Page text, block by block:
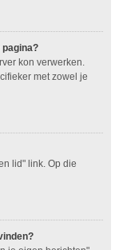
kon verwerken.
met zowel je
lid" link. Op die